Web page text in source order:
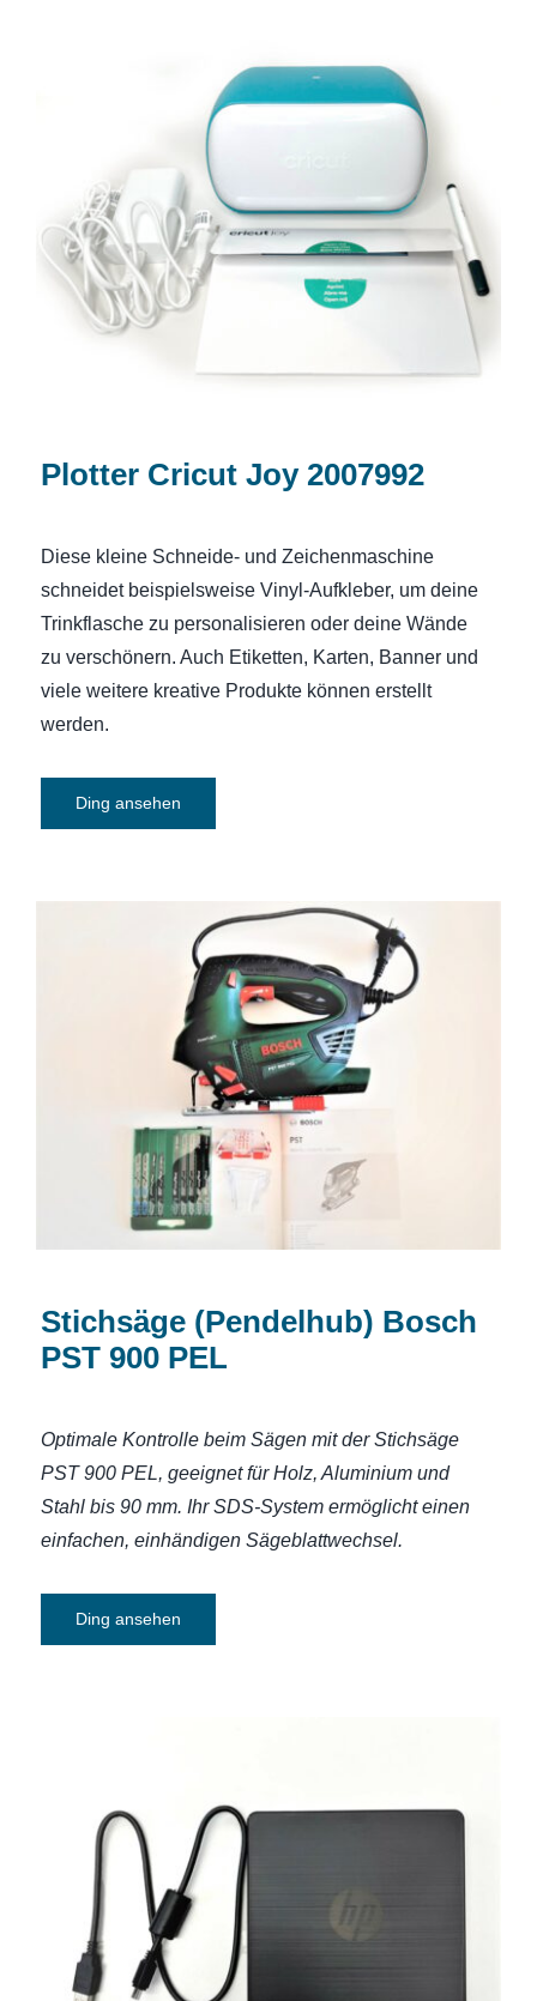
Plotter Cricut Joy 2007992
Plotter Cricut Joy 2007992
Diese kleine Schneide- und Zeichenmaschine
schneidet beispielsweise Vinyl-Aufkleber, um deine
Trinkflasche zu personalisieren oder deine Wände
zu verschönern. Auch Etiketten, Karten, Banner und
viele weitere kreative Produkte können erstellt
werden.
Ding ansehen
Stichsäge (Pendelhub) Bosch PST 900
PEL
Stichsäge (Pendelhub) Bosch
PST 900 PEL
Optimale Kontrolle beim Sägen mit der Stichsäge
PST 900 PEL, geeignet für Holz, Aluminium und
Stahl bis 90 mm. Ihr SDS-System ermöglicht einen
einfachen, einhändigen Sägeblattwechsel.
Ding ansehen
Externes USB-CD-DVD-Laufwerk inkl.
Brenner HP F6V97AA